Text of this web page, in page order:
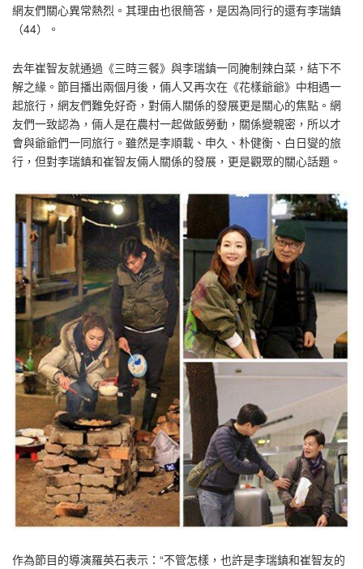
網友們關心異常熱烈。其理由也很簡答，是因為同行的還有李瑞鎮
（44）。
去年崔智友就通過《三時三餐》與李瑞鎮一同腌制辣白菜，結下不
解之緣。節目播出兩個月後，倆人又再次在《花樣爺爺》中相遇一
起旅行，網友們難免好奇，對倆人關係的發展更是關心的焦點。網
友們一致認為，倆人是在農村一起做飯勞動，關係變親密，所以才
會與爺爺們一同旅行。雖然是李順載、申久、朴健衡、白日燮的旅
行，但對李瑞鎮和崔智友倆人關係的發展，更是觀眾的關心話題。
作為節目的導演羅英石表示：“不管怎樣，也許是李瑞鎮和崔智友的